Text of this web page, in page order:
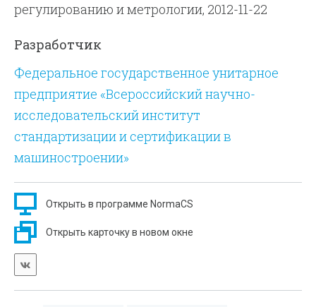
прокладки в земле и воде, а также на
неизолированные провода.
регулированию и метрологии, 2012-11-22
Разработчик
Федеральное государственное унитарное
предприятие «Всероссийский научно-
исследовательский институт
стандартизации и сертификации в
машиностроении»
Открыть в программе NormaCS
Открыть карточку в новом окне